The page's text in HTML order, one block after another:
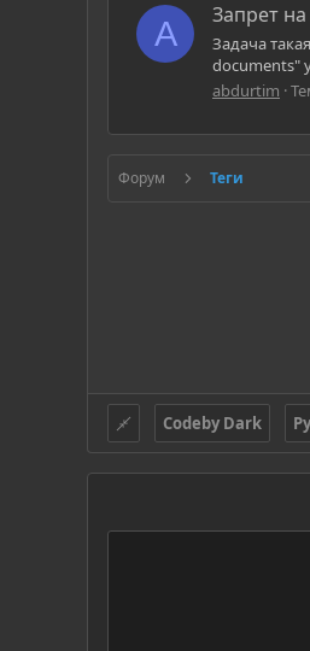
A Запрет
Задача
documents"
abdurtim
Форум Теги
Codeby Dark